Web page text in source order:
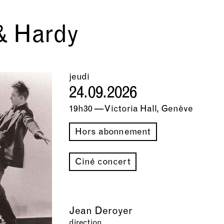
Hardy
jeudi
24.09.2026
19h30 — Victoria Hall, Genève
Hors abonnement
Ciné concert
Jean Deroyer